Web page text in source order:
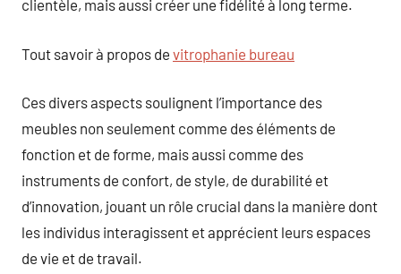
clientèle, mais aussi créer une fidélité à long terme.
Tout savoir à propos de vitrophanie bureau
Ces divers aspects soulignent l’importance des
meubles non seulement comme des éléments de
fonction et de forme, mais aussi comme des
instruments de confort, de style, de durabilité et
d’innovation, jouant un rôle crucial dans la manière dont
les individus interagissent et apprécient leurs espaces
de vie et de travail.